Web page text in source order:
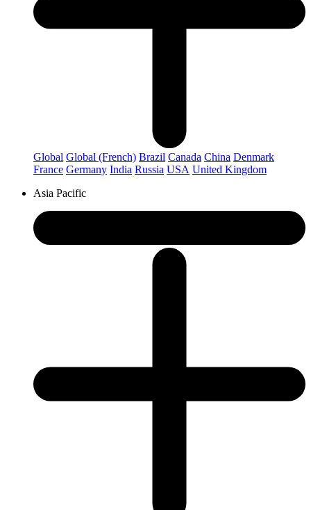
Global Global (French) Brazil Canada China Denmark
France Germany India Russia USA United Kingdom
Asia Pacific